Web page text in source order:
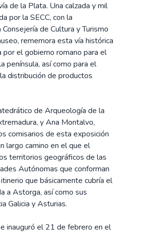
de la Plata. Una calzada y mil
por la SECC, con la
de Cultura y Turismo
rememora esta vía histórica
por el gobierno romano para el
península, así como para el
distribución de productos
de Arqueología de la
y Ana Montalvo,
comisarios de esta exposición
largo camino en el que el
territorios geográficos de las
Autónomas que conforman
que básicamente cubría el
a Astorga, así como sus
Galicia y Asturias.
inauguró el 21 de febrero en el